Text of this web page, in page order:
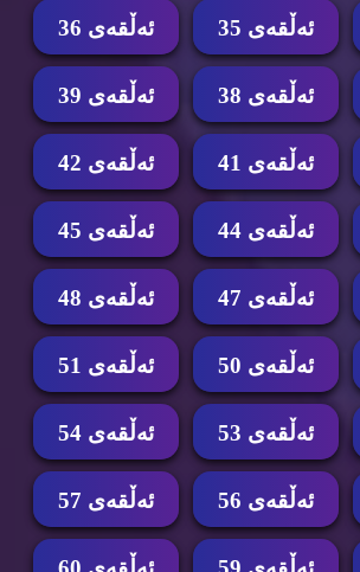
ئه‌ڵقه‌ی 35 ئه‌ڵقه‌ی 36
ئه‌ڵقه‌ی 38 ئه‌ڵقه‌ی 39
ئه‌ڵقه‌ی 41 ئه‌ڵقه‌ی 42
ئه‌ڵقه‌ی 44 ئه‌ڵقه‌ی 45
ئه‌ڵقه‌ی 47 ئه‌ڵقه‌ی 48
ئه‌ڵقه‌ی 50 ئه‌ڵقه‌ی 51
ئه‌ڵقه‌ی 53 ئه‌ڵقه‌ی 54
ئه‌ڵقه‌ی 56 ئه‌ڵقه‌ی 57